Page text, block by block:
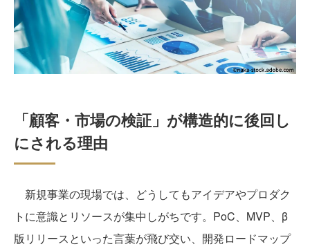
「顧客・市場の検証」が構造的に後回し
にされる理由
新規事業の現場では、どうしてもアイデアやプロダク
トに意識とリソースが集中しがちです。PoC、MVP、β
版リリースといった言葉が飛び交い、開発ロードマップ